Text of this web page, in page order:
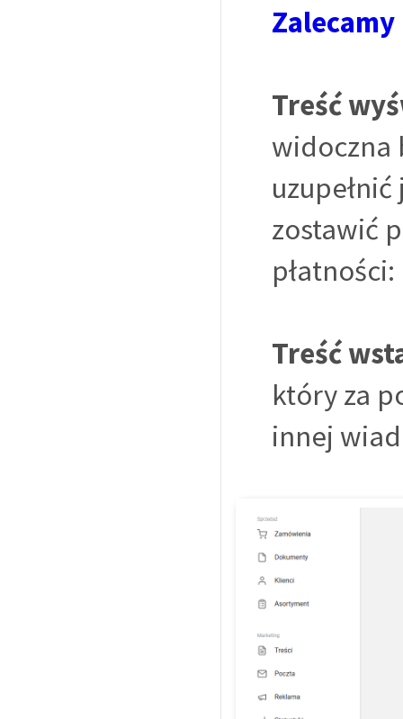
Treść
widoczna
zostawić
Treść
który za
innej